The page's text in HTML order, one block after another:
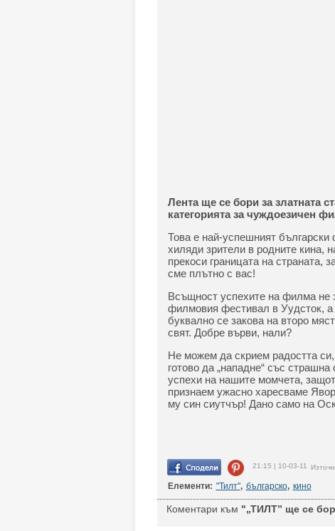
Лента ще се бори за златната
категорията за чуждоезичен
Това е най-успешният
хиляди зрители в родните кина,
прекоси границата на страната,
сме плътно с вас!
Всъщност успехите на филма не
филмовия фестивал в Уудсток,
буквално се закова на второ
свят. Добре върви, нали?
Не можем да скрием радостта
готово да „нападне“ със
успехи на нашите момчета,
признаем ужасно харесваме
му син сиутчър! Дано само на
21:15 | 10-03-11
Елементи: "Тилт", българско, кино
Коментари към "„ТИЛТ” ще се